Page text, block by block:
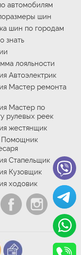
автомобилям
шин
шин по городам
знать
лояльности
Автоэлектрик
Мастер ремонта
Мастер по
рулевых реек
жестянщик
Помощник
Стапельщик
Кузовщик
ходовик